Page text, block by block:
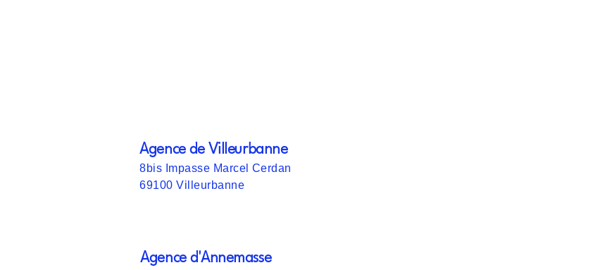
Agence de Villeurbanne
8bis Impasse Marcel Cerdan
69100 Villeurbanne
Agence d'Annemasse